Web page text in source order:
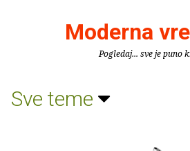
Moderna
Pogledaj... sve je puno
Sve teme